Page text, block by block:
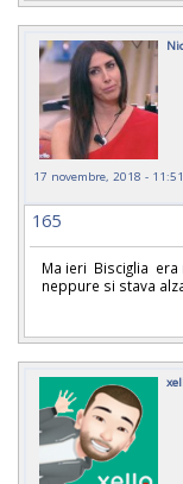
17 novembre, 2018 - 11:51
165
Ma ieri Bisciglia era
neppure si stava